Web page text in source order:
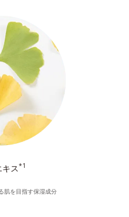
ス*1
肌を目指す保湿成分